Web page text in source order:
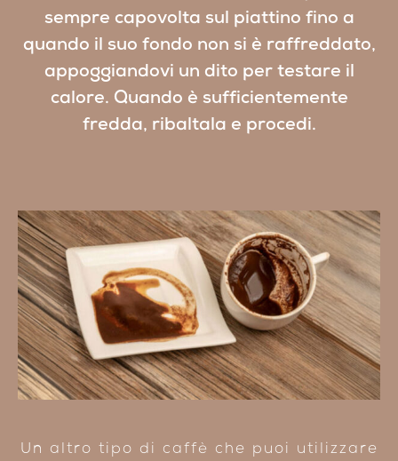
sempre capovolta sul piattino fino a
quando il suo fondo non si è raffreddato,
appoggiandovi un dito per testare il
calore. Quando è sufficientemente
fredda, ribaltala e procedi.
Un altro tipo di caffè che puoi utilizzare